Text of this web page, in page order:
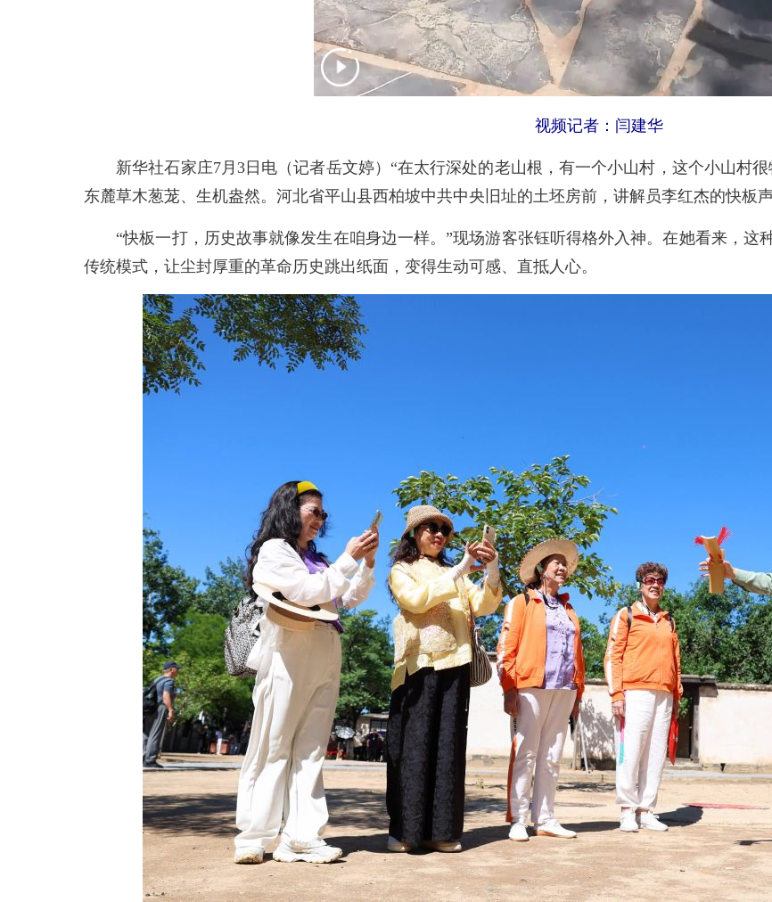
视频记者：闫建华
新华社石家庄7月3日电（记者岳文婷）“在太行深处的老山根，有一个小山村，这个小山村
东麓草木葱茏、生机盎然。河北省平山县西柏坡中共中央旧址的土坯房前，讲解员李红杰的快板
“快板一打，历史故事就像发生在咱身边一样。”现场游客张钰听得格外入神。在她看来，这
传统模式，让尘封厚重的革命历史跳出纸面，变得生动可感、直抵人心。